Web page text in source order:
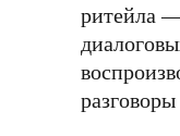
ритейла